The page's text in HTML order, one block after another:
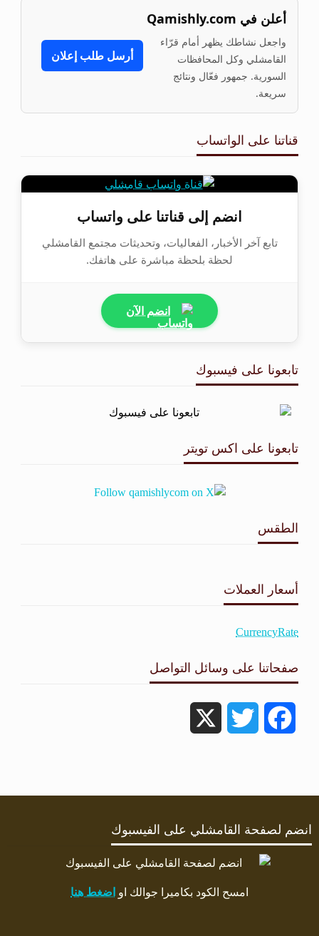
أعلن في Qamishly.com
واجعل نشاطك يظهر أمام قرّاء
القامشلي وكل المحافظات
السورية. جمهور فعّال ونتائج
سريعة.
أرسل طلب إعلان
قناتنا على الواتساب
انضم إلى قناتنا على واتساب
تابع آخر الأخبار، الفعاليات، وتحديثات مجتمع القامشلي
لحظة بلحظة مباشرة على هاتفك.
انضم الآن
تابعونا على فيسبوك
تابعونا على اكس تويتر
الطقس
أسعار العملات
CurrencyRate
صفحاتنا على وسائل التواصل
Facebook
Twitter
انضم لصفحة القامشلي على الفيسبوك
امسح الكود بكاميرا جوالك او اضغط هنا